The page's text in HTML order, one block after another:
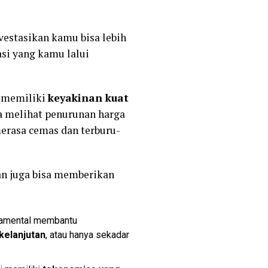
kamu bisa lebih
yang kamu lalui
memilikikeyakinan kuat
melihat penurunan harga
cemas dan terburu-
juga bisa memberikan
membantu
, atau hanya sekadar